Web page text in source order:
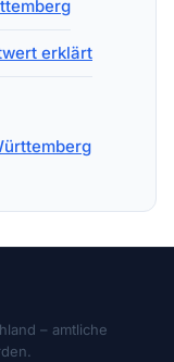
erklärt
– amtliche